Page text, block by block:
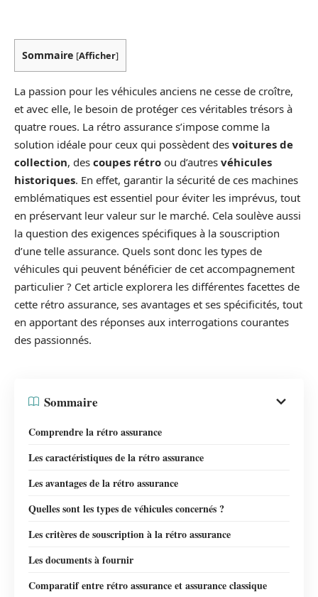
Sommaire [Afficher]
La passion pour les véhicules anciens ne cesse de croître,
et avec elle, le besoin de protéger ces véritables trésors à
quatre roues. La rétro assurance s’impose comme la
solution idéale pour ceux qui possèdent des voitures de
collection, des coupes rétro ou d’autres véhicules
historiques. En effet, garantir la sécurité de ces machines
emblématiques est essentiel pour éviter les imprévus, tout
en préservant leur valeur sur le marché. Cela soulève aussi
la question des exigences spécifiques à la souscription
d’une telle assurance. Quels sont donc les types de
véhicules qui peuvent bénéficier de cet accompagnement
particulier ? Cet article explorera les différentes facettes de
cette rétro assurance, ses avantages et ses spécificités, tout
en apportant des réponses aux interrogations courantes
des passionnés.
Sommaire
Comprendre la rétro assurance
Les caractéristiques de la rétro assurance
Les avantages de la rétro assurance
Quelles sont les types de véhicules concernés ?
Les critères de souscription à la rétro assurance
Les documents à fournir
Comparatif entre rétro assurance et assurance classique